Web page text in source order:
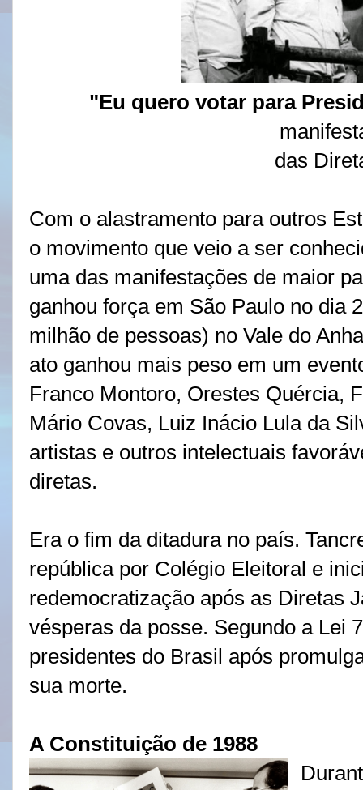
"Eu quero votar para
das
Com o alastramento para outros
o movimento que veio a ser
uma das manifestações de maior
ganhou força em São Paulo no dia
milhão de pessoas) no Vale do
ato ganhou mais peso em um
Franco Montoro, Orestes Quércia,
Mário Covas, Luiz Inácio Lula da
artistas e outros intelectuais
diretas.
Era o fim da ditadura no país.
república por Colégio Eleitoral e
redemocratização após as Diretas
vésperas da posse. Segundo a Lei
presidentes do Brasil após
sua morte.
A Constituição de 1988